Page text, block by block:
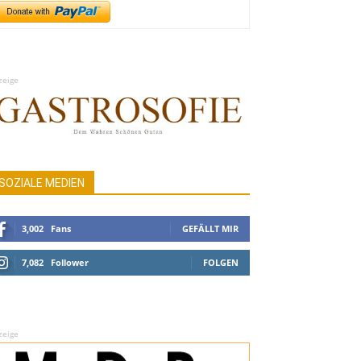
MEDIEN
3,002 Fans GEFÄLLT MIR
7,082 Follower FOLGEN